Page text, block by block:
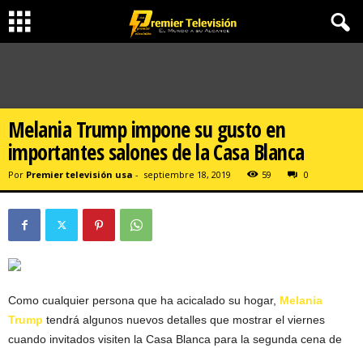
Melania Trump impone su gusto en
importantes salones de la Casa Blanca
Por Premier televisión usa - septiembre 18, 2019 59 0
Como cualquier persona que ha acicalado su hogar, Melania
Trump tendrá algunos nuevos detalles que mostrar el viernes
cuando invitados visiten la Casa Blanca para la segunda cena de